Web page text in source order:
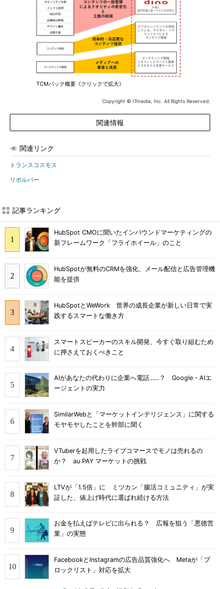
TCMパック概要《クリックで拡大》
Copyright © ITmedia, Inc. All Rights Reserved.
関連情報
関連リンク
トランスコスモス
リボルバー
記事ランキング
HubSpot CMOに聞いたインバウンドマーケティングの
新フレームワーク「フライホイール」のこと
HubSpotが無料のCRMを強化、メール配信と広告管理機
能を提供
HubSpotとWeWork 世界の成長企業が新しい日常で実
践するスマートな働き方
スマートスピーカーのスキル開発、今すぐ取り組むため
に押さえておくべきこと
AIがあなたの代わりに企業へ電話……？ Google・AIエ
ージェントの実力
SimilarWebと「マーケットインテリジェンス」に関する
モヤモヤしたことを幹部に聞く
VTuberを起用したライブコマースでモノは売れるの
か？ au PAY マーケットの挑戦
LTVが「1.5倍」に ミツカン「腸活コミュニティ」が実
証した、値上げ時代に選ばれ続ける方法
お金を払えばテレビに出られる？ 広報を狙う「悪徳営
業」の実態
FacebookとInstagramの広告品質強化へ Metaが「ブ
ロックリスト」対応を拡大